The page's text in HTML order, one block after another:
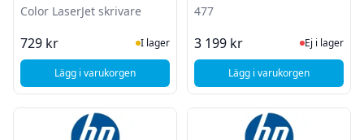
Color LaserJet skrivare
729 kr I Lager
I lager
Lägg i varukorgen, HP 3 års serviceplan med utbyte nästa arbetsdag för
477
3 199 kr Ej i lager,
Ej i lager
Lägg i varukorgen
, HP 3 years NBD